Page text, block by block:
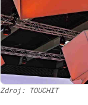
Zdroj: TOUCHIT